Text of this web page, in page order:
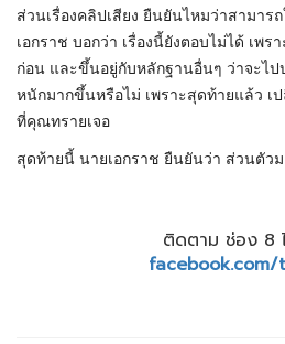
ส่วนเรื่องคลิปเสียง ยืนยันไหมว่าสามา
เอกราช บอกว่า เรื่องนี้ยังตอบไม่ได้ เพ
ก่อน และขึ้นอยู่กับหลักฐานอื่นๆ ว่าจะไ
หนักมากขึ้นหรือไม่ เพราะสุดท้ายแล้ว เ
ที่คุณทรายเจอ
สุดท้ายนี้ นายเอกราช ยืนยันว่า ส่วนตัว
ติดตาม ช่อง 8